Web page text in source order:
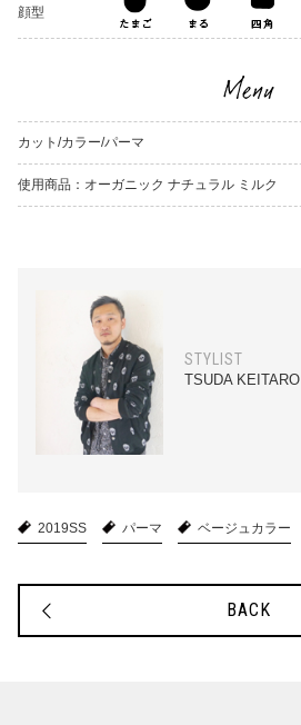
顔型
Menu
カット/カラー/パーマ
使用商品：オーガニック ナチュラル ミルク
STYLIST
TSUDA KEITARO
2019SS パーマ ベージュカラー
BACK